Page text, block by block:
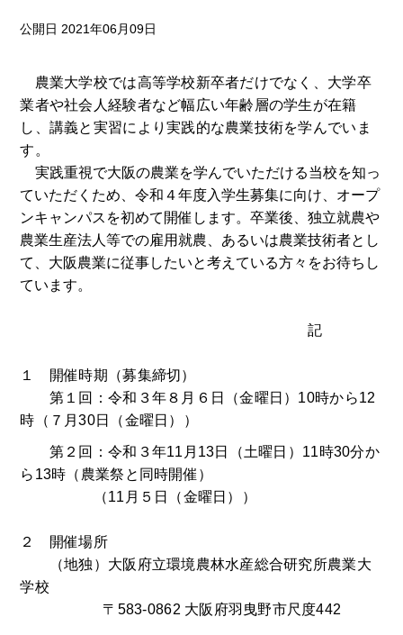
公開日 2021年06月09日
農業大学校では高等学校新卒者だけでなく、大学卒
業者や社会人経験者など幅広い年齢層の学生が在籍
し、講義と実習により実践的な農業技術を学んでいま
す。
実践重視で大阪の農業を学んでいただける当校を知っ
ていただくため、令和４年度入学生募集に向け、オープ
ンキャンパスを初めて開催します。卒業後、独立就農や
農業生産法人等での雇用就農、あるいは農業技術者とし
て、大阪農業に従事したいと考えている方々をお待ちし
ています。
記
１ 開催時期（募集締切）
第１回：令和３年８月６日（金曜日）10時から12
時（７月30日（金曜日））
第２回：令和３年11月13日（土曜日）11時30分か
ら13時（農業祭と同時開催）
（11月５日（金曜日））
２ 開催場所
（地独）大阪府立環境農林水産総合研究所農業大
学校
〒583-0862 大阪府羽曳野市尺度442